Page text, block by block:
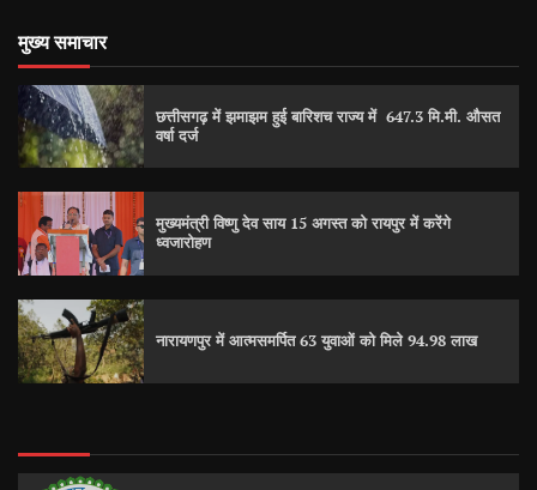
मुख्य समाचार
छत्तीसगढ़ में झमाझम हुई बारिशच राज्य में 647.3 मि.मी. औसत
वर्षा दर्ज
मुख्यमंत्री विष्णु देव साय 15 अगस्त को रायपुर में करेंगे
ध्वजारोहण
नारायणपुर में आत्मसमर्पित 63 युवाओं को मिले 94.98 लाख